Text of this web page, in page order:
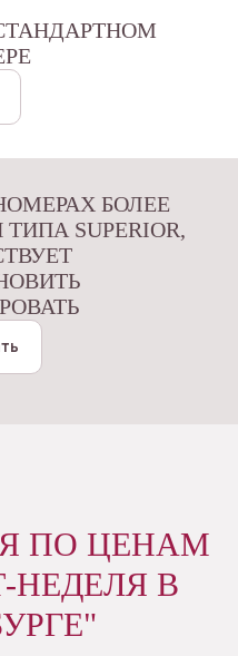
БОЛЕЕ
SUPERIOR,
ПО ЦЕНАМ
НЕДЕЛЯ В